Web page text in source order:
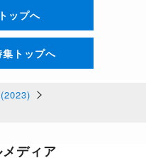
ップへ
トップへ
ディア